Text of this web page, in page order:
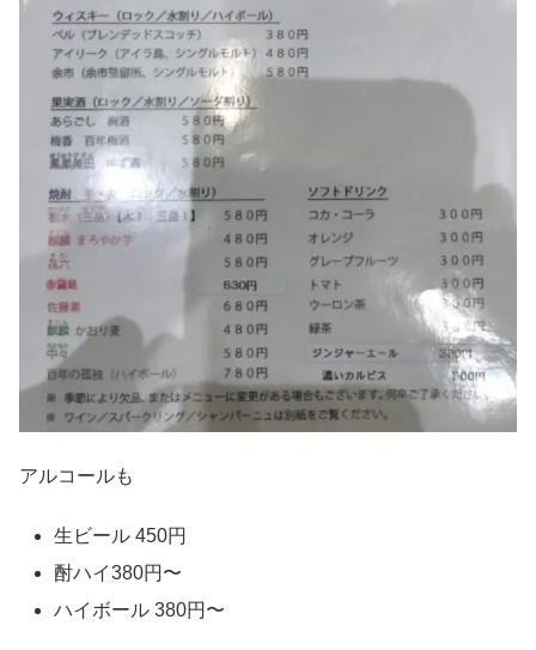
アルコールも
生ビール 450円
酎ハイ380円〜
ハイボール 380円〜